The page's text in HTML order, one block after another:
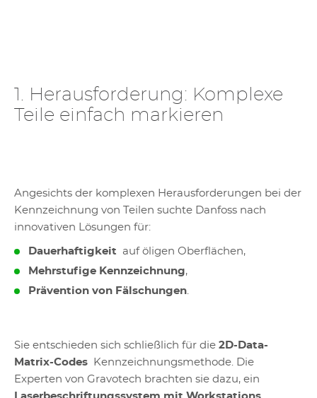
1. Herausforderung: Komplexe
Teile einfach markieren
Angesichts der komplexen Herausforderungen bei der
Kennzeichnung von Teilen suchte Danfoss nach
innovativen Lösungen für:
Dauerhaftigkeit auf öligen Oberflächen,
Mehrstufige Kennzeichnung,
Prävention von Fälschungen.
Sie entschieden sich schließlich für die 2D-Data-
Matrix-Codes Kennzeichnungsmethode. Die
Experten von Gravotech brachten sie dazu, ein